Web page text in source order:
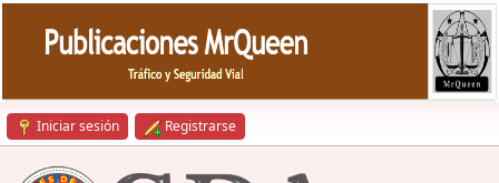
Iniciar sesión Registrarse